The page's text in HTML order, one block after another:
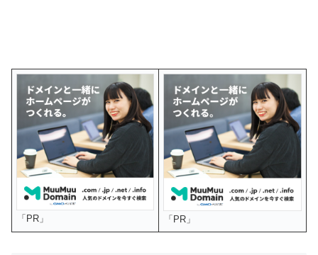
「PR」 「PR」